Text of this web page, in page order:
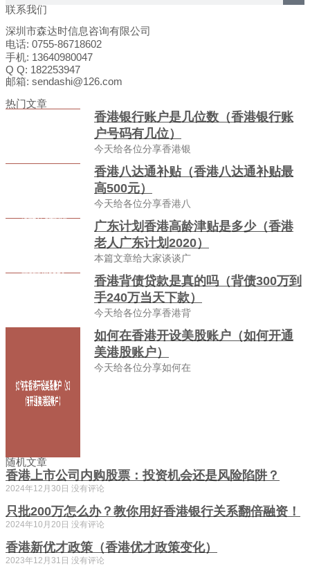
联系我们
深圳市森达时信息咨询有限公司
电话: 0755-86718602
手机: 13640980047
Q Q: 182253947
邮箱: sendashi@126.com
热门文章
香港银行账户是几位数（香港银行账
户号码有几位）
今天给各位分享香港银
香港八达通补贴（香港八达通补贴最
高500元）
今天给各位分享香港八
广东计划香港高龄津贴是多少（香港
老人广东计划2020）
本篇文章给大家谈谈广
香港背债贷款是真的吗（背债300万到
手240万当天下款）
今天给各位分享香港背
如何在香港开设美股账户（如何开通
美港股账户）
今天给各位分享如何在
随机文章
香港上市公司内购股票：投资机会还是风险陷阱？
2024年12月30日 没有评论
只批200万怎么办？教你用好香港银行关系翻倍融资！
2024年10月20日 没有评论
香港新优才政策（香港优才政策变化）
2023年12月31日 没有评论